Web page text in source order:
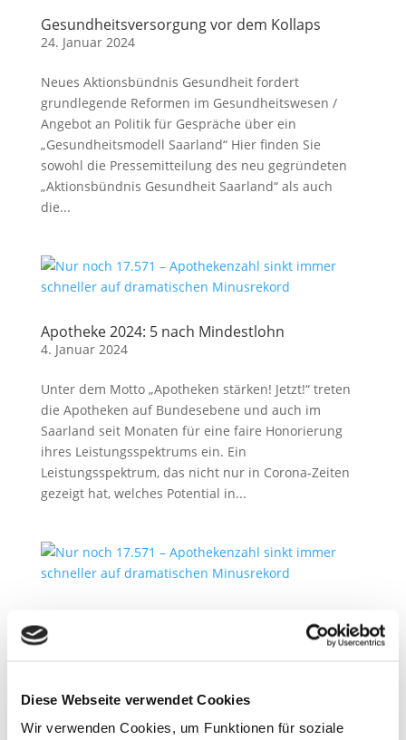
Diese Webseite verwendet Cookies
Wir verwenden Cookies, um Funktionen für soziale
Gesundheitsversorgung vor dem Kollaps
24. Januar 2024
Neues Aktionsbündnis Gesundheit fordert
grundlegende Reformen im Gesundheitswesen /
Angebot an Politik für Gespräche über ein
„Gesundheitsmodell Saarland“ Hier finden Sie
sowohl die Pressemitteilung des neu gegründeten
„Aktionsbündnis Gesundheit Saarland“ als auch
die...
Apotheke 2024: 5 nach Mindestlohn
4. Januar 2024
Unter dem Motto „Apotheken stärken! Jetzt!“ treten
die Apotheken auf Bundesebene und auch im
Saarland seit Monaten für eine faire Honorierung
ihres Leistungsspektrums ein. Ein
Leistungsspektrum, das nicht nur in Corona-Zeiten
gezeigt hat, welches Potential in...
Patient:innenen endgültig in die Ecke
21. Dezember 2023
pharmazeutische Dienstleistungen,
Schutzimpfungen in Apotheken – nicht erst seit